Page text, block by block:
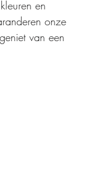
en
onze
van een